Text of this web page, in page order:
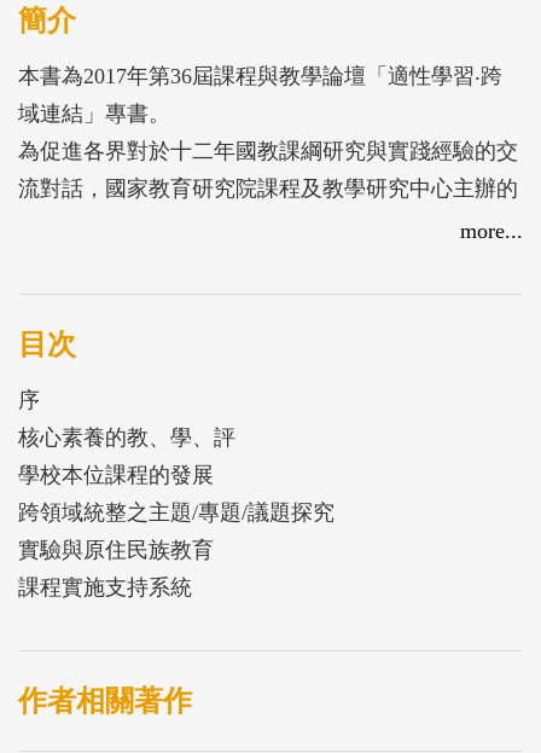
簡介
本書為2017年第36屆課程與教學論壇「適性學習‧跨
域連結」專書。
為促進各界對於十二年國教課綱研究與實踐經驗的交
流對話，國家教育研究院課程及教學研究中心主辦的
第36屆課程與教學論壇以「適性學習?跨域連結」為
驗。本中心並於論壇舉辦後，經過外部雙審制，擇優
收錄十篇學術論文，分屬於五個子題，詳述如下：
展」、「跨領域統整之主題/專題/議題探究」、「實
驗與原住民族教育」及「課程實施支持系統」。
more...
目次
序
核心素養的教、學、評
學校本位課程的發展
跨領域統整之主題/專題/議題探究
實驗與原住民族教育
課程實施支持系統
作者相關著作